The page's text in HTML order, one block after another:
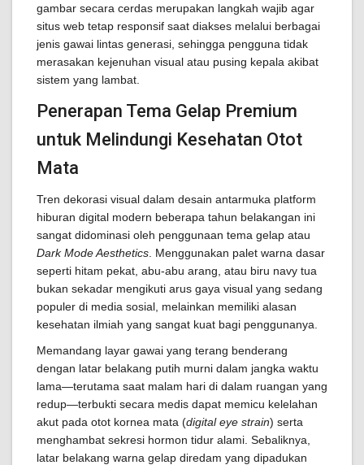
gambar secara cerdas merupakan langkah wajib agar
situs web tetap responsif saat diakses melalui berbagai
jenis gawai lintas generasi, sehingga pengguna tidak
merasakan kejenuhan visual atau pusing kepala akibat
sistem yang lambat.
Penerapan Tema Gelap Premium
untuk Melindungi Kesehatan Otot
Mata
Tren dekorasi visual dalam desain antarmuka platform
hiburan digital modern beberapa tahun belakangan ini
sangat didominasi oleh penggunaan tema gelap atau
Dark Mode Aesthetics . Menggunakan palet warna dasar
seperti hitam pekat, abu-abu arang, atau biru navy tua
bukan sekadar mengikuti arus gaya visual yang sedang
populer di media sosial, melainkan memiliki alasan
kesehatan ilmiah yang sangat kuat bagi penggunanya.
Memandang layar gawai yang terang benderang
dengan latar belakang putih murni dalam jangka waktu
lama—terutama saat malam hari di dalam ruangan yang
redup—terbukti secara medis dapat memicu kelelahan
akut pada otot kornea mata (digital eye strain) serta
menghambat sekresi hormon tidur alami. Sebaliknya,
latar belakang warna gelap diredam yang dipadukan